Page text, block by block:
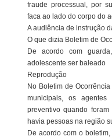
fraude processual, por
faca ao lado do corpo do
A audiência de instrução
O que dizia Boletim de
De acordo com
adolescente ser baleado
Reprodução
No Boletim de
municipais, os agentes
preventivo quando
havia pessoas na região
De acordo com o